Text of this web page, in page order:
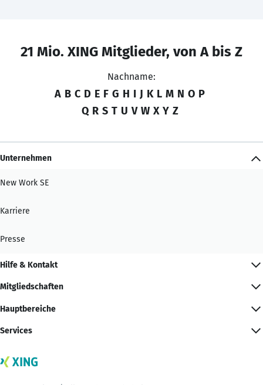
21 Mio. XING Mitglieder, von A bis Z
Nachname:
A B C D E F G H I J K L M N O P
Q R S T U V W X Y Z
Unternehmen
New Work SE
Karriere
Presse
Hilfe & Kontakt
Mitgliedschaften
Hauptbereiche
Services